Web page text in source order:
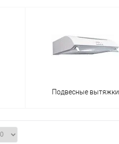
Подвесные вытяжки